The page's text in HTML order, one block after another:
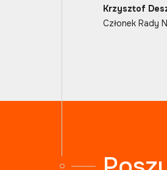
Krzysztof
Członek Rady